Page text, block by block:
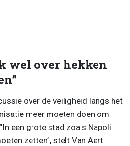
wel over hekken
over de veiligheid langs het
meer moeten doen om
een grote stad zoals Napoli
zetten”, stelt Van Aert.